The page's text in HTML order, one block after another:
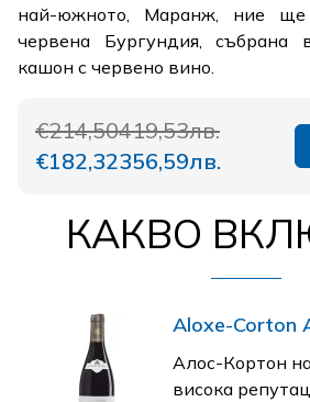
най-южното, Маранж, ние
червена Бургундия,
кашон с червено вино.
€214,50
€182,32
419,53лв.
356,59лв.
КАКВО
Aloxe-Corton
Алос-Кортон
висока